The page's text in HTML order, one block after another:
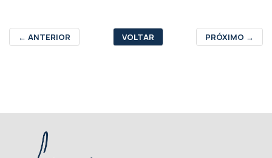
← ANTERIOR VOLTAR PRÓXIMO →